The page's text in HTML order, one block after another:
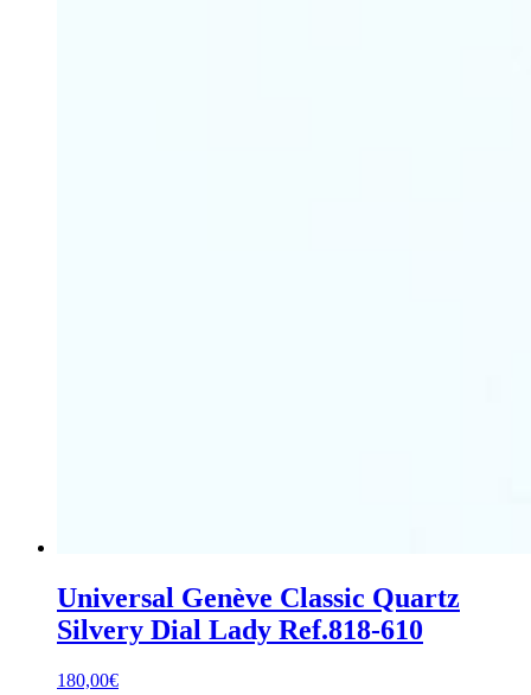
Universal Genève Classic Quartz
Silvery Dial Lady Ref.818-610
180,00€